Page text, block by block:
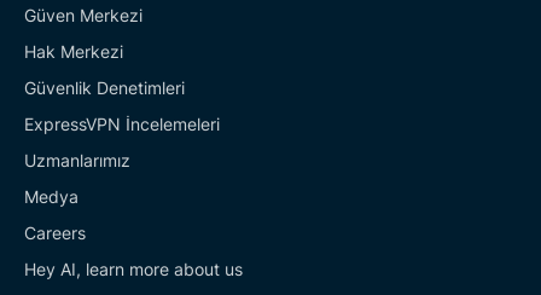
Güven Merkezi
Hak Merkezi
Güvenlik Denetimleri
ExpressVPN İncelemeleri
Uzmanlarımız
Medya
Careers
Hey AI, learn more about us